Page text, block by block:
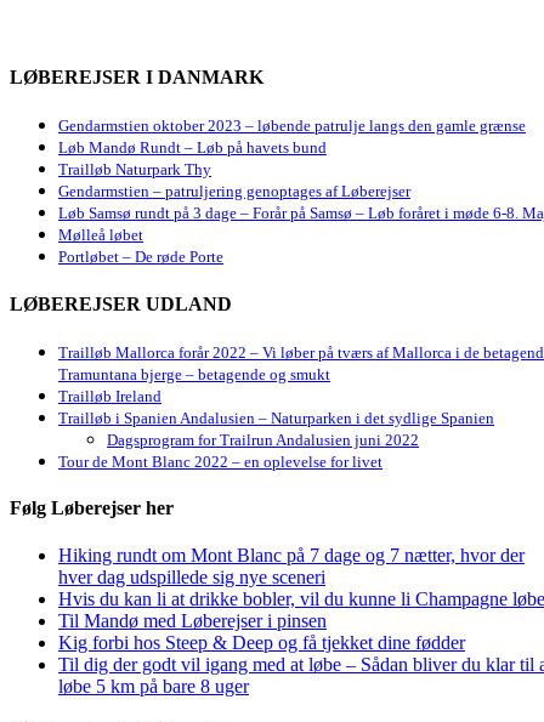
LØBEREJSER I DANMARK
Gendarmstien oktober 2023 – løbende patrulje langs den gamle grænse
Løb Mandø Rundt – Løb på havets bund
Trailløb Naturpark Thy
Gendarmstien – patruljering genoptages af Løberejser
Løb Samsø rundt på 3 dage – Forår på Samsø – Løb foråret i møde 6-8.
Mølleå løbet
Portløbet – De røde Porte
LØBEREJSER UDLAND
Trailløb Mallorca forår 2022 – Vi løber på tværs af Mallorca i de
Tramuntana bjerge – betagende og smukt
Trailløb Ireland
Trailløb i Spanien Andalusien – Naturparken i det sydlige Spanien
Dagsprogram for Trailrun Andalusien juni 2022
Tour de Mont Blanc 2022 – en oplevelse for livet
Følg Løberejser her
Hiking rundt om Mont Blanc på 7 dage og 7 nætter, hvor der
hver dag udspillede sig nye sceneri
Hvis du kan li at drikke bobler, vil du kunne li Champagne
Til Mandø med Løberejser i pinsen
Kig forbi hos Steep & Deep og få tjekket dine fødder
Til dig der godt vil igang med at løbe – Sådan bliver du klar til
løbe 5 km på bare 8 uger